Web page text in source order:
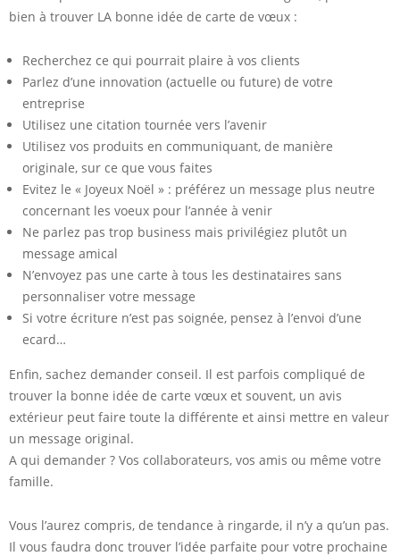
bien à trouver LA bonne idée de carte de vœux :
Recherchez ce qui pourrait plaire à vos clients
Parlez d’une innovation (actuelle ou future) de votre
entreprise
Utilisez une citation tournée vers l’avenir
Utilisez vos produits en communiquant, de manière
originale, sur ce que vous faites
Evitez le « Joyeux Noël » : préférez un message plus neutre
concernant les voeux pour l’année à venir
Ne parlez pas trop business mais privilégiez plutôt un
message amical
N’envoyez pas une carte à tous les destinataires sans
personnaliser votre message
Si votre écriture n’est pas soignée, pensez à l’envoi d’une
ecard…
Enfin, sachez demander conseil. Il est parfois compliqué de
trouver la bonne idée de carte vœux et souvent, un avis
extérieur peut faire toute la différente et ainsi mettre en valeur
un message original.
A qui demander ? Vos collaborateurs, vos amis ou même votre
famille.
Vous l’aurez compris, de tendance à ringarde, il n’y a qu’un pas.
Il vous faudra donc trouver l’idée parfaite pour votre prochaine